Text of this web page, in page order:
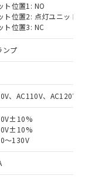
ト位置1: NO
ト位置2: 点灯ユニット
ト位置3: NC
ンプ
、AC110V、AC120V
～130V